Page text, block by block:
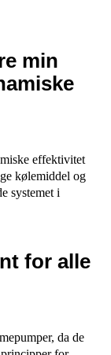
min
effektivitet
kølemiddel og
systemet i
for alle
da de